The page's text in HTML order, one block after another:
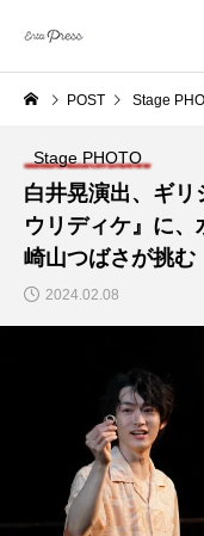
POST Stage
Stage PHOTO
白井晃演出、ギ
ウリディケ』に、
崎山つばさが挑む
2024.02.08